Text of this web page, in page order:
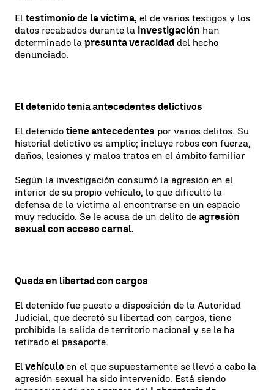
El testimonio de la víctima, el de varios testigos y los
datos recabados durante la investigación han
determinado la presunta veracidad del hecho
denunciado.
El detenido tenía antecedentes delictivos
El detenido tiene antecedentes por varios delitos. Su
historial delictivo es amplio; incluye robos con fuerza,
daños, lesiones y malos tratos en el ámbito familiar
Según la investigación consumó la agresión en el
interior de su propio vehículo, lo que dificultó la
defensa de la víctima al encontrarse en un espacio
muy reducido. Se le acusa de un delito de agresión
sexual con acceso carnal.
Queda en libertad con cargos
El detenido fue puesto a disposición de la Autoridad
Judicial, que decretó su libertad con cargos, tiene
prohibida la salida de territorio nacional y se le ha
retirado el pasaporte.
El vehículo en el que supuestamente se llevó a cabo la
agresión sexual ha sido intervenido. Está siendo